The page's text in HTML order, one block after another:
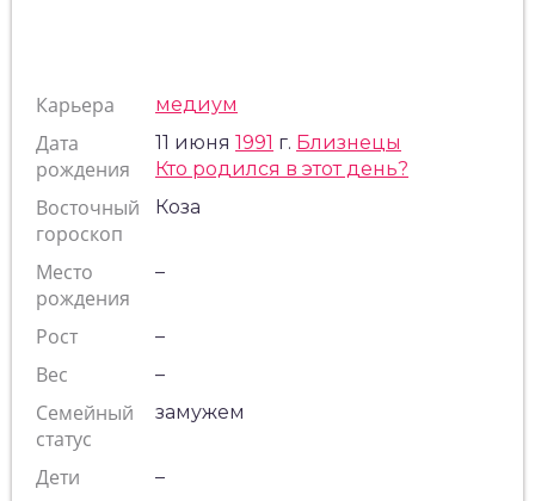
Карьера медиум
Дата
рождения
11 июня 1991 г. Близнецы
Кто родился в этот день?
Восточный
гороскоп
Коза
Место
рождения
–
Рост –
Вес –
Семейный
статус
замужем
Дети –